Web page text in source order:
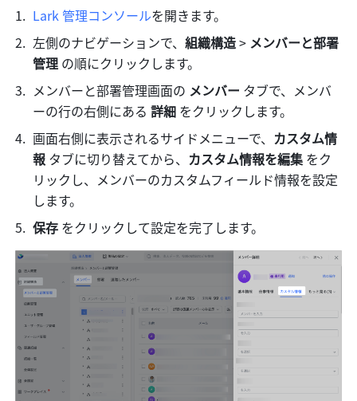
Lark 管理コンソールを開きます。
左側のナビゲーションで、組織構造 > メンバーと部署
管理 の順にクリックします。
メンバーと部署管理画面の メンバー タブで、メンバ
ーの行の右側にある 詳細 をクリックします。
画面右側に表示されるサイドメニューで、 カスタム情
報 タブに切り替えてから、 カスタム情報を編集 をク
リックし、メンバーのカスタムフィールド情報を設定
します。
保存 をクリックして設定を完了します。